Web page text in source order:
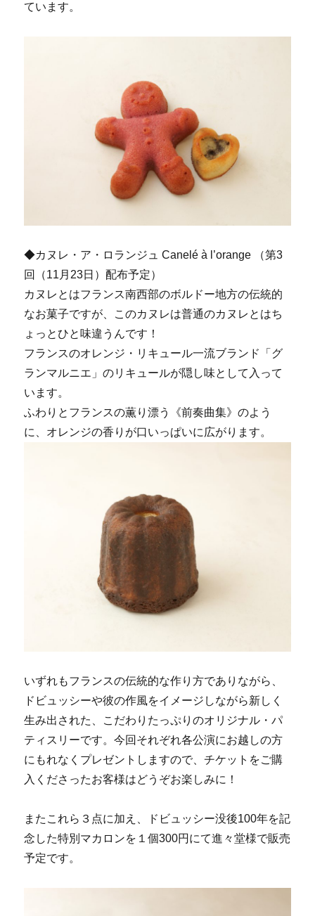
ています。
◆カヌレ・ア・ロランジュ Canelé à l’orange （第3
回（11月23日）配布予定）
カヌレとはフランス南西部のボルドー地方の伝統的
なお菓子ですが、このカヌレは普通のカヌレとはち
ょっとひと味違うんです！
フランスのオレンジ・リキュール一流ブランド「グ
ランマルニエ」のリキュールが隠し味として入って
います。
ふわりとフランスの薫り漂う《前奏曲集》のよう
に、オレンジの香りが口いっぱいに広がります。
いずれもフランスの伝統的な作り方でありながら、
ドビュッシーや彼の作風をイメージしながら新しく
生み出された、こだわりたっぷりのオリジナル・パ
ティスリーです。今回それぞれ各公演にお越しの方
にもれなくプレゼントしますので、チケットをご購
入くださったお客様はどうぞお楽しみに！
またこれら３点に加え、ドビュッシー没後100年を記
念した特別マカロンを１個300円にて進々堂様で販売
予定です。